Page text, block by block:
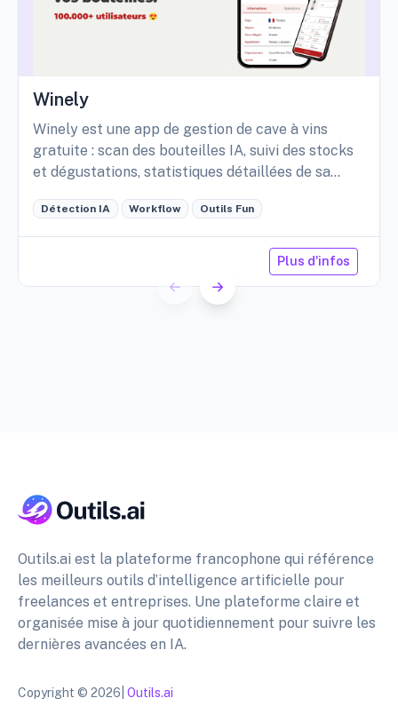
Winely
Winely est une app de gestion de cave à vins
gratuite : scan des bouteilles IA, suivi des stocks
et dégustations, statistiques détaillées de sa
Détection IA Workflow Outils Fun
Plus d'infos
Outils.ai est la plateforme francophone qui référence
les meilleurs outils d’intelligence artificielle pour
freelances et entreprises. Une plateforme claire et
organisée mise à jour quotidiennement pour suivre les
dernières avancées en IA.
Copyright © 2026| Outils.ai